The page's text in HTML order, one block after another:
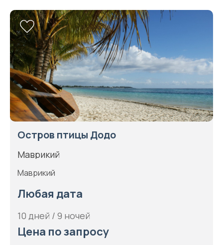
Остров птицы Додо
Маврикий
Маврикий
Любая дата
10 дней / 9 ночей
Цена по запросу